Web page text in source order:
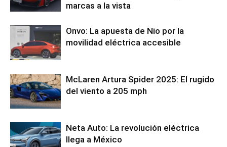
marcas a la vista
Onvo: La apuesta de Nio por la
movilidad eléctrica accesible
McLaren Artura Spider 2025: El rugido
del viento a 205 mph
Neta Auto: La revolución eléctrica
llega a México